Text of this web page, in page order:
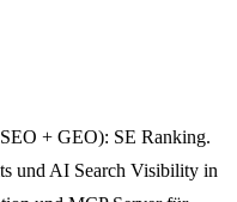
+ GEO): SE Ranking.
und AI Search Visibility in